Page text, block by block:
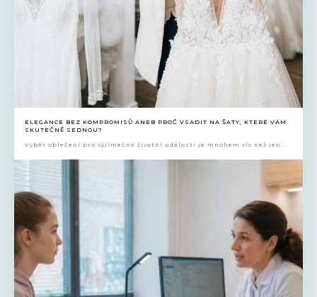
ELEGANCE BEZ KOMPROMISŮ ANEB PROČ VSADIT NA ŠATY, KTERÉ VÁM
SKUTEČNĚ SEDNOU?
Výběr oblečení pro výjimečné životní události je mnohem víc než jen...